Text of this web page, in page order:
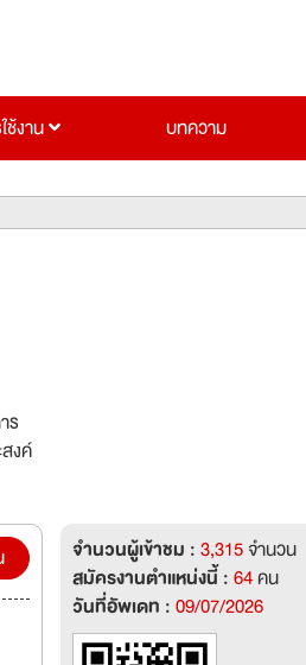
ช้งาน
บทความ
ร
งค์
จำนวนผู้เข้าชม :3,315จำนวน
สมัครงานตำแหน่งนี้ :64คน
วันที่อัพเดท :09/07/2026